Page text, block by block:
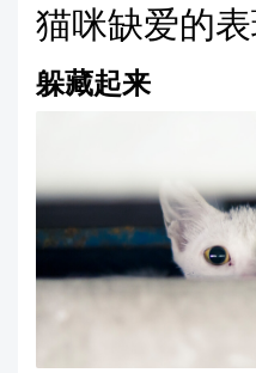
猫咪缺爱的
躲藏起来